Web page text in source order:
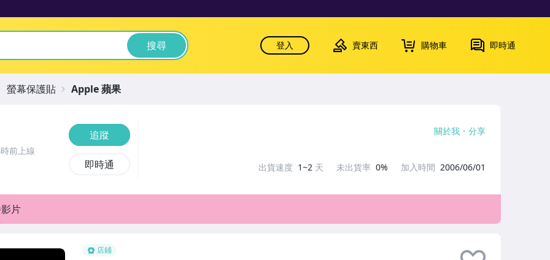
搜尋 登入 賣東西 購物車 即時通
店鋪
前上線
追蹤
即時通
關於我 分享
出貨速度 1~2 天 未出貨率 0% 加入時間 2006/06/01
片
螢幕保護貼 Apple 蘋果